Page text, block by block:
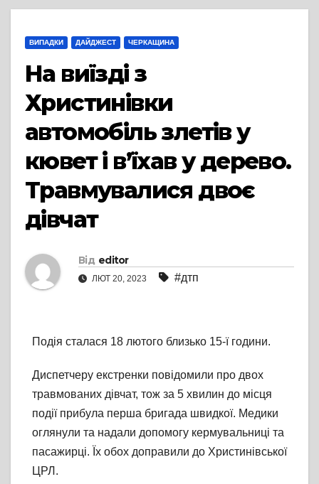
ВИПАДКИ ДАЙДЖЕСТ ЧЕРКАЩИНА
На виїзді з
Христинівки
автомобіль злетів у
кювет і в’їхав у дерево.
Травмувалися двоє
дівчат
Від editor
ЛЮТ 20, 2023 #дтп
Подія сталася 18 лютого близько 15-ї години.
Диспетчеру екстренки повідомили про двох
травмованих дівчат, тож за 5 хвилин до місця
події прибула перша бригада швидкої. Медики
оглянули та надали допомогу кермувальниці та
пасажирці. Їх обох доправили до Христинівської
ЦРЛ.